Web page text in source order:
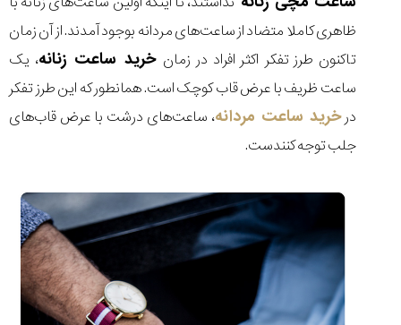
ظاهری کاملا متضاد از ساعت‌های مردانه بوجود آمدند. از آن زمان
تاکنون طرز تفکر اکثر افراد در زمان خرید ساعت زنانه، یک
ساعت ظریف با عرض قاب کوچک است. همانطور که این طرز تفکر
درخرید ساعت مردانه، ساعت‌های درشت با عرض قاب‌های
جلب توجه کنندست.